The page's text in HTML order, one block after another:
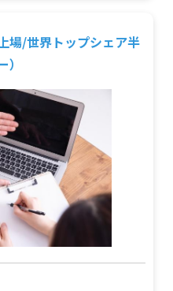
場/世界トップシェア半